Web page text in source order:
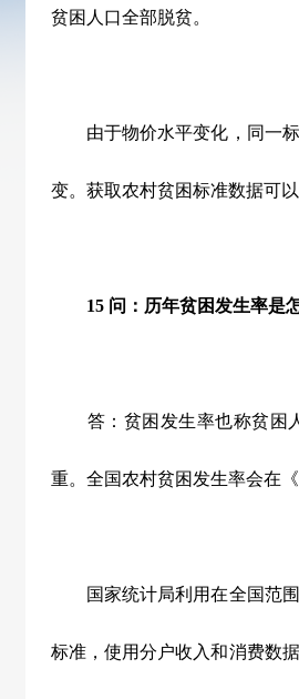
贫困人口全部脱贫。
由于物价水平变化，同一
变。获取农村贫困标准数据可
15 问：历年贫困发生率是
答：贫困发生率也称贫困
重。全国农村贫困发生率会在
国家统计局利用在全国范
标准，使用分户收入和消费数